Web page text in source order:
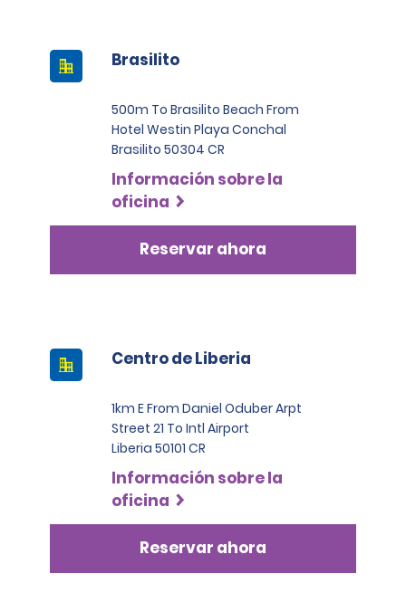
Brasilito
500m To Brasilito Beach From
Hotel Westin Playa Conchal
Brasilito 50304 CR
Información sobre la
oficina
Reservar ahora
Centro de Liberia
1km E From Daniel Oduber Arpt
Street 21 To Intl Airport
Liberia 50101 CR
Información sobre la
oficina
Reservar ahora